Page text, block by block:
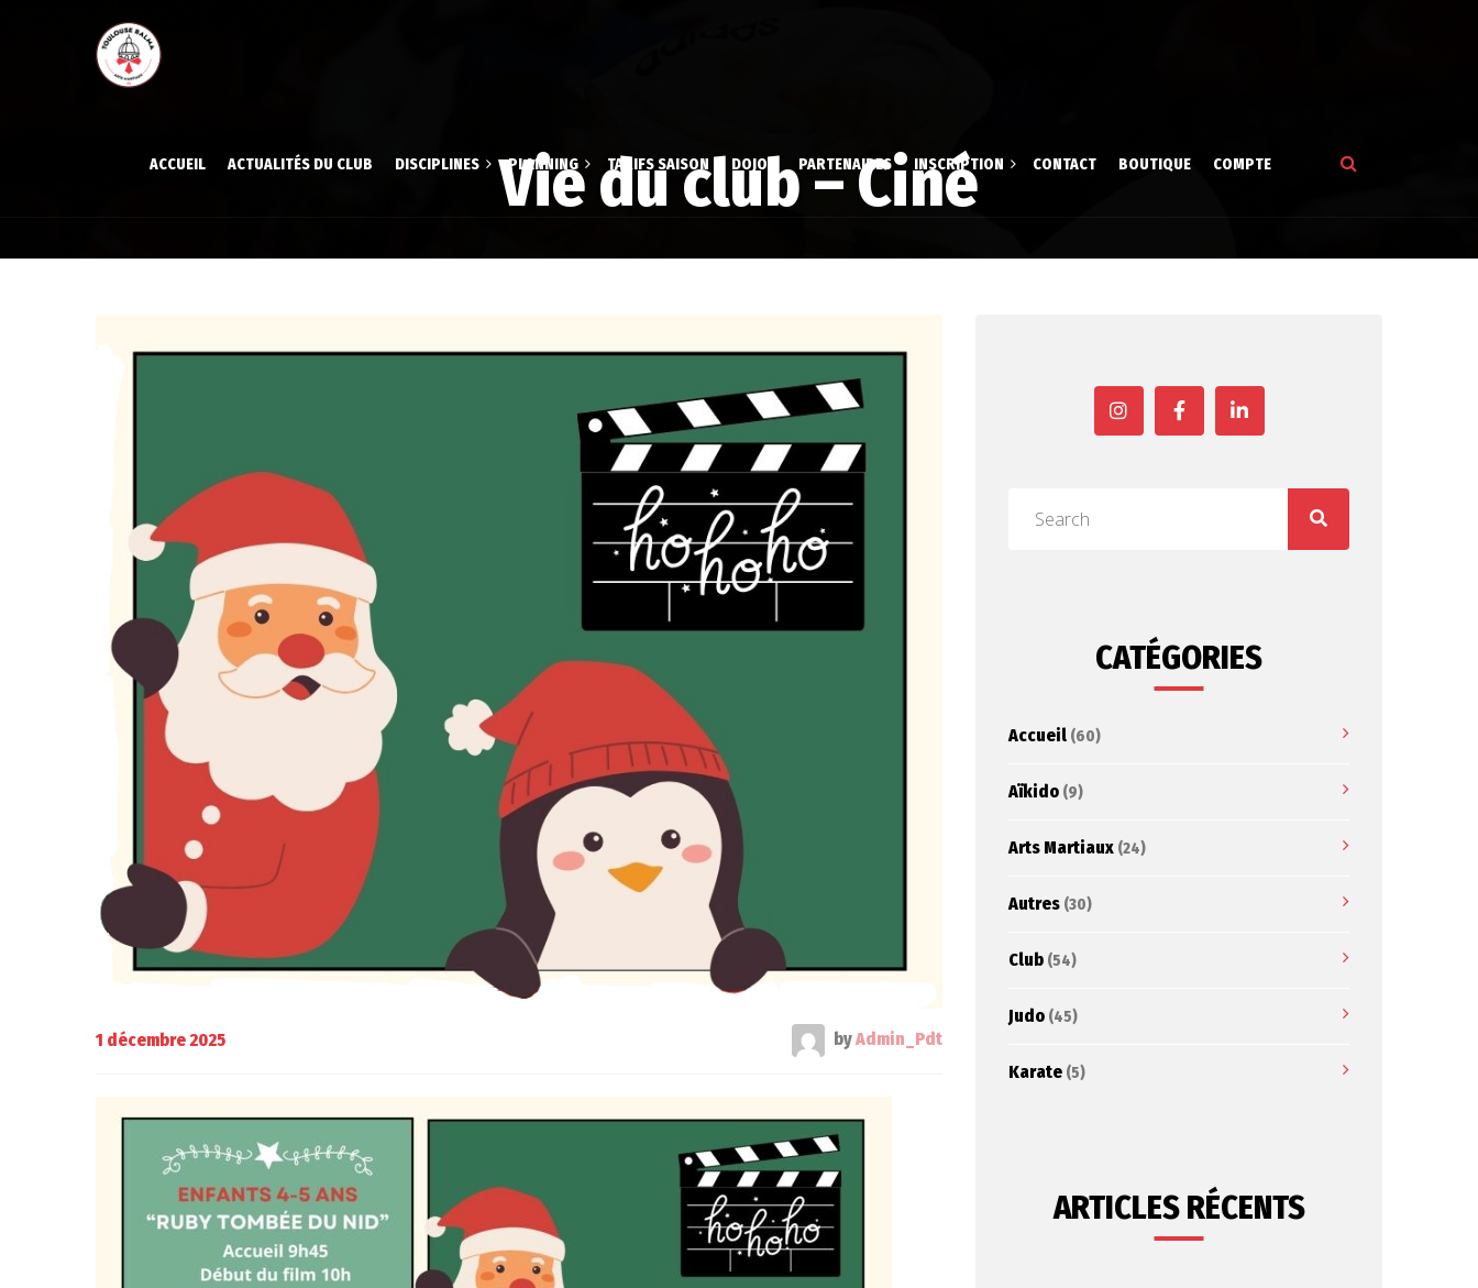
ACCUEIL ACTUALITÉS DU CLUB DISCIPLINES
Gymnastique volontaire
Karaté
PLANNING
Aïkido & Aïki-Taïso
Gymnastique Volontaire
Karaté
TARIFS SAISON DOJOS PARTENAIRES INSCRIPTION CONTACT BOUTIQUE COMPTE
Vie du club – Ciné
1 décembre 2025 byAdmin_Pdt
CATÉGORIES
Accueil (60)
Aïkido (9)
Arts Martiaux (24)
Autres (30)
Club (54)
Judo (45)
Karate (5)
ARTICLES RÉCENTS